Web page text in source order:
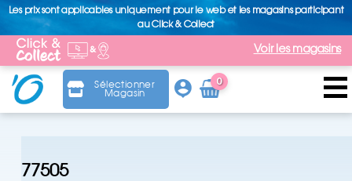
Les prix sont applicables uniquement pour le web et les magasins participant
au Click & Collect
Voir les magasins
Sélectionner
Magasin
0
Arti
cle
77505